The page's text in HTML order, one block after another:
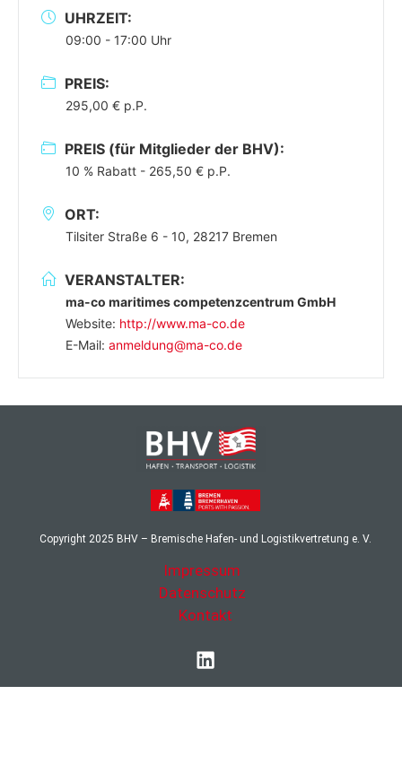
UHRZEIT:
09:00 - 17:00 Uhr
PREIS:
295,00 € p.P.
PREIS (für Mitglieder der BHV):
10 % Rabatt - 265,50 € p.P.
ORT:
Tilsiter Straße 6 - 10, 28217 Bremen
VERANSTALTER:
ma-co maritimes competenzcentrum GmbH
Website: http://www.ma-co.de
E-Mail: anmeldung@ma-co.de
Copyright 2025 BHV – Bremische Hafen- und Logistikvertretung e. V.
Impressum
Datenschutz
Kontakt